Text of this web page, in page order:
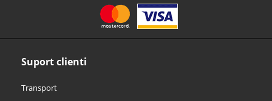
Suport clienti
Transport